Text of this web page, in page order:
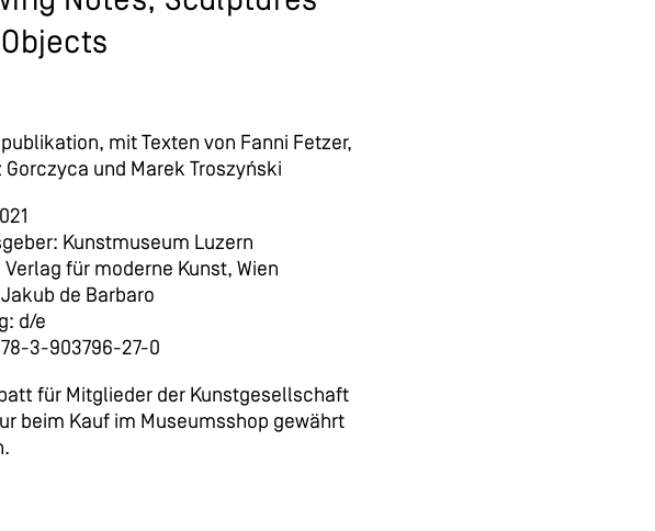
mit Texten von Fanni Fetzer,
Gorczyca und Marek Troszyński
Kunstmuseum Luzern
Verlag für moderne Kunst, Wien
de Barbaro
d/e
3-903796-27-0
für Mitglieder der Kunstgesellschaft
beim Kauf im Museumsshop gewährt